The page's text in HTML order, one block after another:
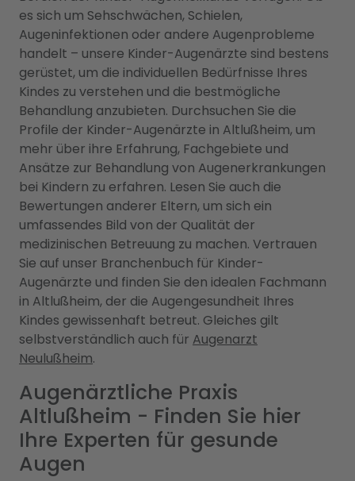
es sich um Sehschwächen, Schielen,
Augeninfektionen oder andere Augenprobleme
handelt – unsere Kinder-Augenärzte sind bestens
gerüstet, um die individuellen Bedürfnisse Ihres
Kindes zu verstehen und die bestmögliche
Behandlung anzubieten. Durchsuchen Sie die
Profile der Kinder-Augenärzte in Altlußheim, um
mehr über ihre Erfahrung, Fachgebiete und
Ansätze zur Behandlung von Augenerkrankungen
bei Kindern zu erfahren. Lesen Sie auch die
Bewertungen anderer Eltern, um sich ein
umfassendes Bild von der Qualität der
medizinischen Betreuung zu machen. Vertrauen
Sie auf unser Branchenbuch für Kinder-
Augenärzte und finden Sie den idealen Fachmann
in Altlußheim, der die Augengesundheit Ihres
Kindes gewissenhaft betreut. Gleiches gilt
selbstverständlich auch für Augenarzt
Neulußheim.
Augenärztliche Praxis
Altlußheim - Finden Sie hier
Ihre Experten für gesunde
Augen